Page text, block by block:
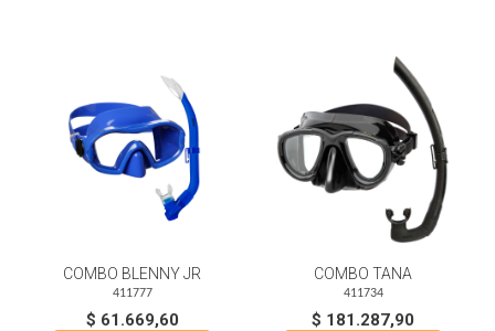
COMBO BLENNY JR
411777
$ 61.669,60
COMBO TANA
411734
$ 181.287,90